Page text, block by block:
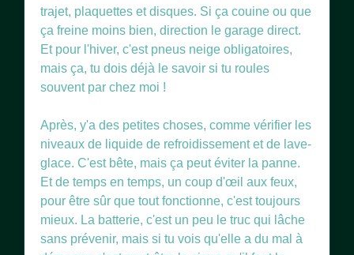
trajet, plaquettes et disques. Si ça couine ou que
ça freine moins bien, direction le garage direct.
Et pour l'hiver, c'est pneus neige obligatoires,
mais ça, tu dois déjà le savoir si tu roules
souvent par chez moi !
Après, y'a des petites choses, comme vérifier les
niveaux de liquide de refroidissement et de lave-
glace. C'est bête, mais ça peut éviter la panne.
Et de temps en temps, un coup d'œil aux feux,
pour être sûr que tout fonctionne, c'est toujours
mieux. La batterie, c'est un peu le truc qui lâche
sans prévenir, mais si tu vois qu'elle a du mal à